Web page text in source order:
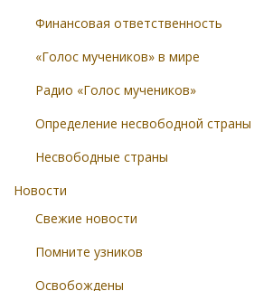
Финансовая ответственность
«Голос мучеников» в мире
Радио «Голос мучеников»
Определение несвободной страны
Несвободные страны
Новости
Свежие новости
Помните узников
Освобождены